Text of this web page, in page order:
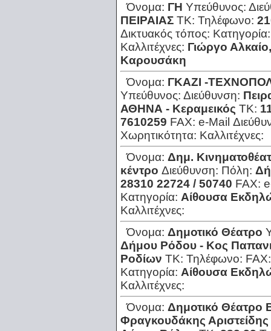
Όνομα: ΓΗ Υπεύθυνος:
ΠΕΙΡΑΙΑΣ ΤΚ: Τηλέφωνο:
Δικτυακός τόπος:
Καλλιτέχνες: Γιώργο
Καρουσάκη
Όνομα: ΓΚΑΖΙ -
Υπεύθυνος: Διεύθυνση:
ΑΘΗΝΑ - Κεραμεικός ΤΚ:
7610259 FAX: e-Mail
Χωρητικότητα: Καλλιτέχνες:
Όνομα: Δημ.
κέντρο Διεύθυνση: Πόλη:
28310 22724 / 50740 FAX:
Κατηγορία: Αίθουσα
Καλλιτέχνες:
Όνομα: Δημοτικό Θέατρο
Δήμου Ρόδου - Κος
Ροδίων ΤΚ: Τηλέφωνο:
Κατηγορία: Αίθουσα
Καλλιτέχνες:
Όνομα: Δημοτικό Θέατρο
Φραγκουδάκης Αριστείδης